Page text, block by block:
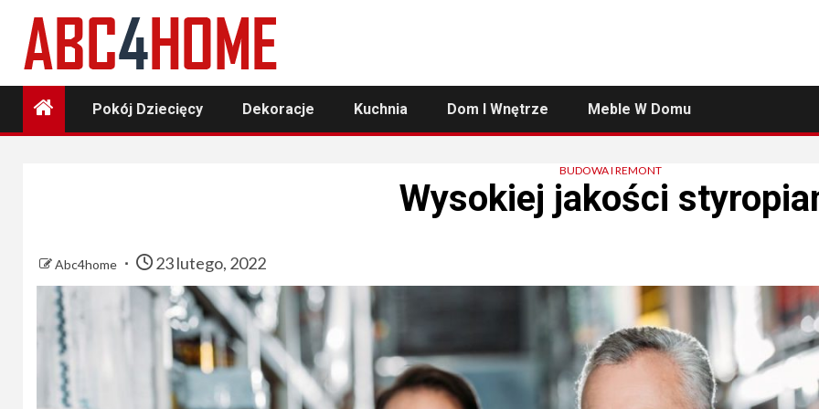
content
Pokój Dziecięcy Dekoracje Kuchnia Dom I Wnętrze Meble W Domu
BUDOWA I REMONT
Wysokiej jakości
Abc4home 23 lutego, 2022